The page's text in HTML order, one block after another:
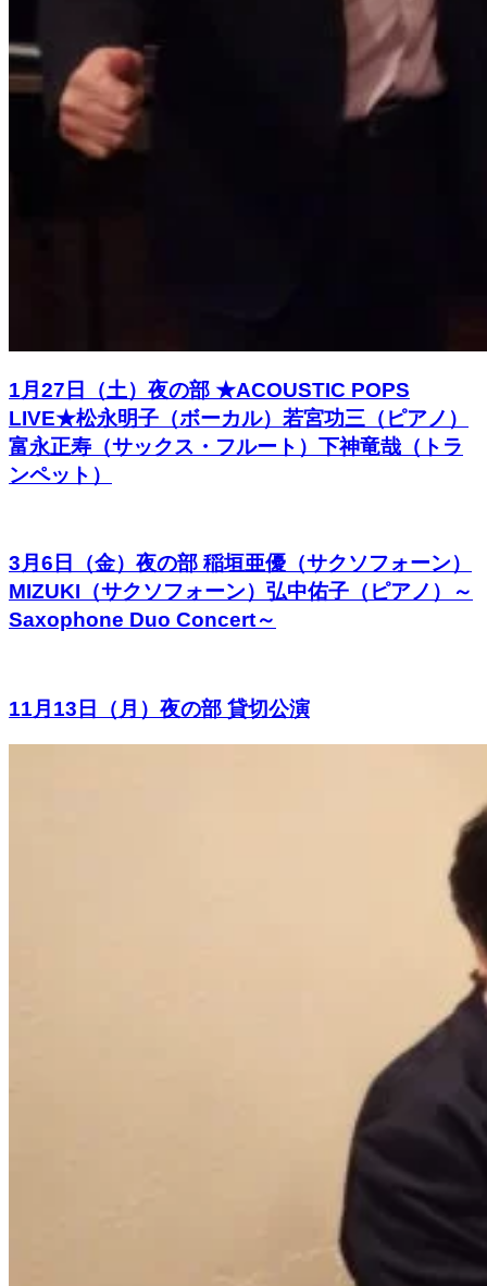
1月27日（土）夜の部 ★ACOUSTIC POPS
LIVE★松永明子（ボーカル）若宮功三（ピアノ）
富永正寿（サックス・フルート）下神竜哉（トラ
ンペット）
3月6日（金）夜の部 稲垣亜優（サクソフォーン）
MIZUKI（サクソフォーン）弘中佑子（ピアノ）～
Saxophone Duo Concert～
11月13日（月）夜の部 貸切公演